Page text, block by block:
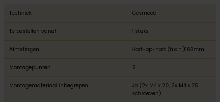
Techniek Gesmeed
Te bestellen vanaf 1 stuks
Afmetingen Hart-op-hart (h.o.h.)160mm
Montagepunten 2
Montagemateriaal inbegrepen
Ja (2x M4 x 20, 2x M4 x 25
schroeven)